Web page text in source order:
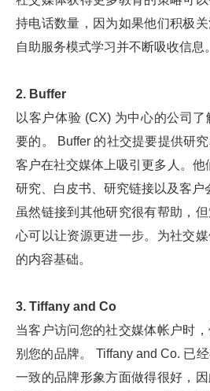
持电话数量，因为如果他们积极
自助服务模式学习并不断吸收信息。
2. Buffer
以客户体验 (CX) 为中心的公司
要的。 Buffer 的社交提要提供研
客户在社交媒体上吸引更多人。他
研究、白皮书、研究链接以及客户
虽然链接到其他研究很有帮助，
心可以让资源更进一步。为社交
的内容基础。
3. Tiffany and Co
当客户访问您的社交媒体帐户时
别您的品牌。 Tiffany and Co. 已
一致的品牌形象方面做得很好，